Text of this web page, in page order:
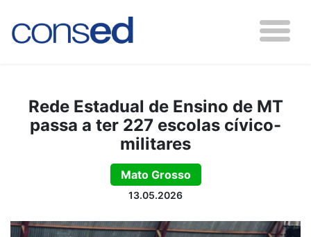
Rede Estadual de Ensino de MT
passa a ter 227 escolas cívico-
militares
Mato Grosso
13.05.2026